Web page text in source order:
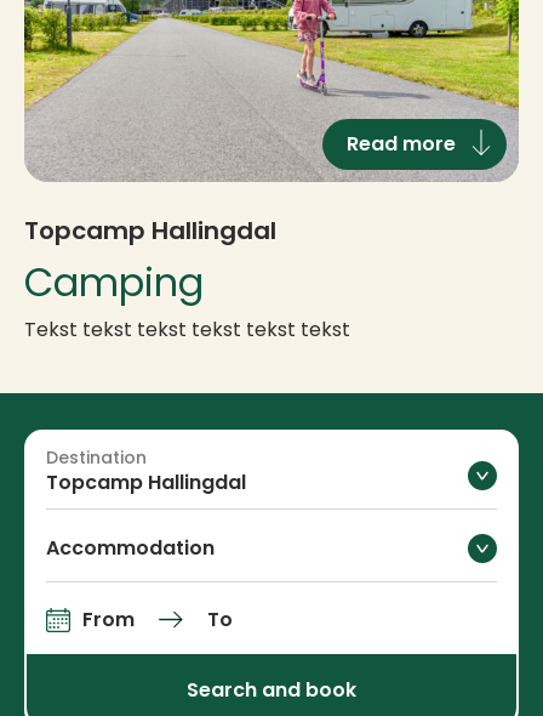
Topcamp Hallingdal
Camping
Tekst tekst tekst tekst tekst tekst
Read more
Topcamp Hallingdal
Destination
Accommodation
Arrival and departure
From To
Search and book